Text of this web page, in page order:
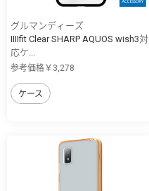
グルマンディーズ
IIIIfit Clear SHARP AQUOS wish3対
応ケ...
参考価格￥3,278
ケース